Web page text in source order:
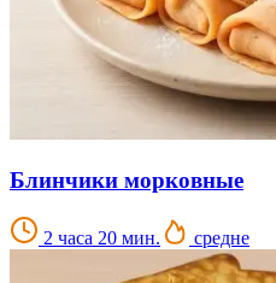
Блинчики морковные
2 часа 20 мин. средне